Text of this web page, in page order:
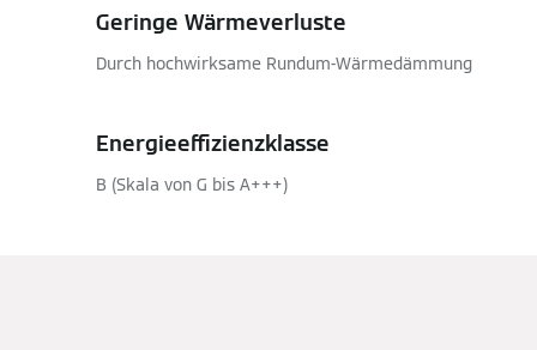
Geringe Wärmeverluste
Durch hochwirksame Rundum-Wärmedämmung
Energieeffizienzklasse
B (Skala von G bis A+++)